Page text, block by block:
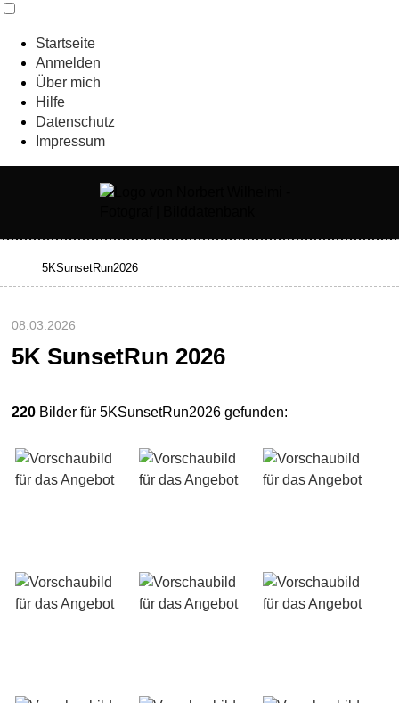
Startseite
Anmelden
Über mich
Hilfe
Datenschutz
Impressum
08.03.2026
5K SunsetRun 2026
220 Bilder für 5KSunsetRun2026 gefunden: